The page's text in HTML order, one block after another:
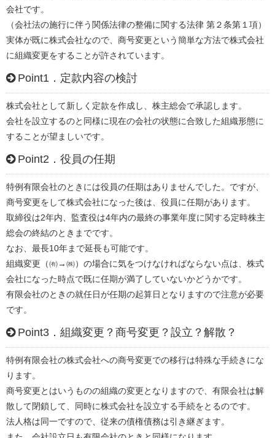
会社です。
（会社法の施行に伴う関係法律の整備に関する法律 第２条第１項）
実体が既に株式会社なので、商号変更という簡単な方法で株式会社
に組織変更をすることが許されています。
Point1．定款内容の検討
株式会社として新しく定款を作成し、株主総会で承認します。
会社を設立するのと同様に現在の会社の状態に合致した組織形態に
することが望ましいです。
Point2．役員の任期
特例有限会社のときには役員の任期はありませんでした。ですが、
商号変更をして株式会社になった後は、役員に任期があります。
取締役は2年内、監査役は4年内の最終の事業年度に関する定時株主
総会の終結のときまでです。
なお、最長10年まで延長も可能です。
組織変更（㈲→㈱）の場合に気をつけなければならない点は、株式
会社になった時点で既に任期が満了していないかどうかです。
有限会社のときの就任日が任期の起算日となりますので注意が必要
です。
Point3．組織変更？商号変更？設立？解散？
特例有限会社の株式会社への商号変更での移行は特殊な手続きにな
ります。
商号変更とはいうものの組織の変更となりますので、有限会社は解
散して閉鎖して、同時に株式会社を設立する手続をとるのです。
法人格は同一ですので、従来の債権債務は引き継ぎます。